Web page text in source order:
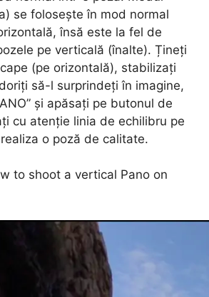
se folosește în mod normal
însă este la fel de
pe verticală (înalte). Țineți
(pe orizontală), stabilizați
să-l surprindeți în imagine,
și apăsați pe butonul de
cu atenție linia de echilibru pe
o poză de calitate.
to shoot a vertical Pano on